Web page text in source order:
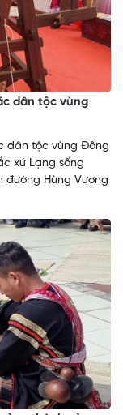
dân tộc vùng
dân tộc vùng Đông
xứ Lạng sống
đường Hùng Vương